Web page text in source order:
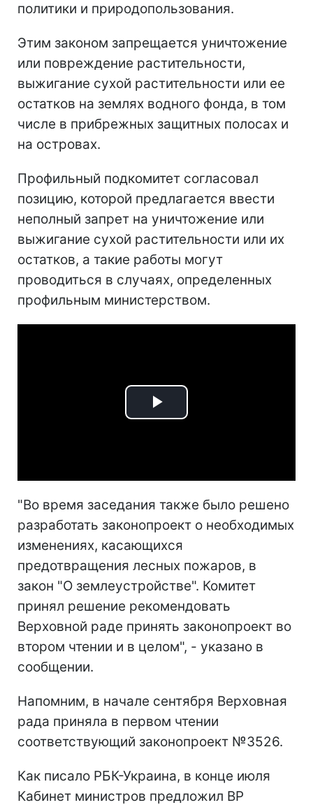
политики и природопользования.
Этим законом запрещается уничтожение
или повреждение растительности,
выжигание сухой растительности или ее
остатков на землях водного фонда, в том
числе в прибрежных защитных полосах и
на островах.
Профильный подкомитет согласовал
позицию, которой предлагается ввести
неполный запрет на уничтожение или
выжигание сухой растительности или их
остатков, а такие работы могут
проводиться в случаях, определенных
профильным министерством.
Play
"Во время заседания также было решено
разработать законопроект о необходимых
изменениях, касающихся
предотвращения лесных пожаров, в
закон "О землеустройстве". Комитет
принял решение рекомендовать
Верховной раде принять законопроект во
втором чтении и в целом", - указано в
сообщении.
Напомним, в начале сентября Верховная
рада приняла в первом чтении
соответствующий законопроект №3526.
Как писало РБК-Украина, в конце июля
Кабинет министров предложил ВР